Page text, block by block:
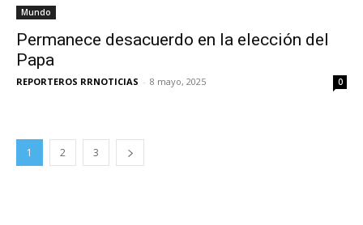
Mundo
Permanece desacuerdo en la elección del
Papa
REPORTEROS RRNOTICIAS - 8 mayo, 2025 0
1 2 3